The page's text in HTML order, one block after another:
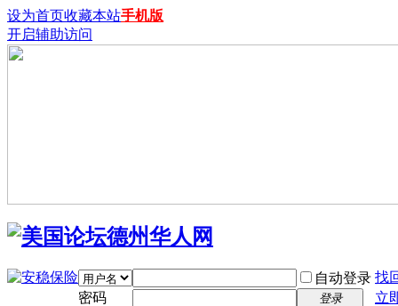
设为首页收藏本站手机版
开启辅助访问
自动登录 找
密码
登录
立